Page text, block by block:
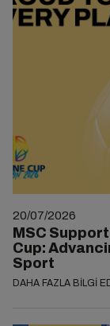
20/07/2026
MSC
Cup:
Sport
DAHA FAZLA BILGI